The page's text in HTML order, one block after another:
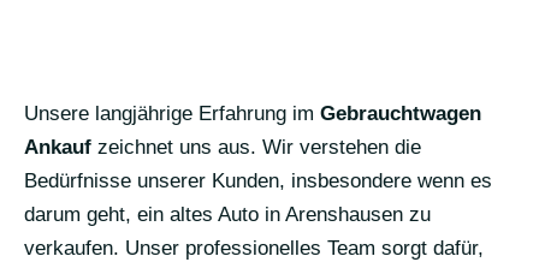
Unsere langjährige Erfahrung im Gebrauchtwagen
Ankauf zeichnet uns aus. Wir verstehen die
Bedürfnisse unserer Kunden, insbesondere wenn es
darum geht, ein altes Auto in Arenshausen zu
verkaufen. Unser professionelles Team sorgt dafür,